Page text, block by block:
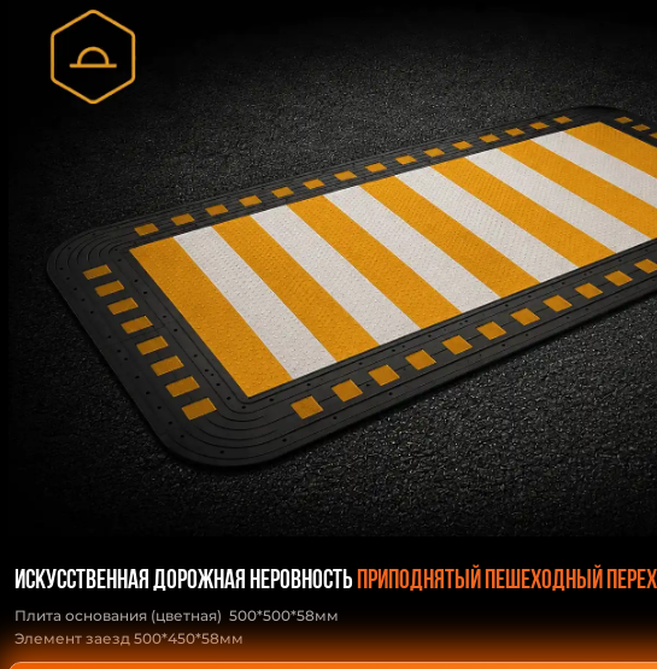
Искусственная дорожная неровностьприподнятый пешеходный
Плита основания (цветная) 500*500*58мм
Элемент заезд 500*450*58мм